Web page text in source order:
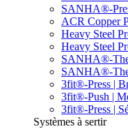
SANHA®-
ACR Copper
Heavy Steel
Heavy Steel
SANHA®-
SANHA®-
3fit®-Press |
3fit®-Push |
3fit®-Press |
Systèmes à sertir